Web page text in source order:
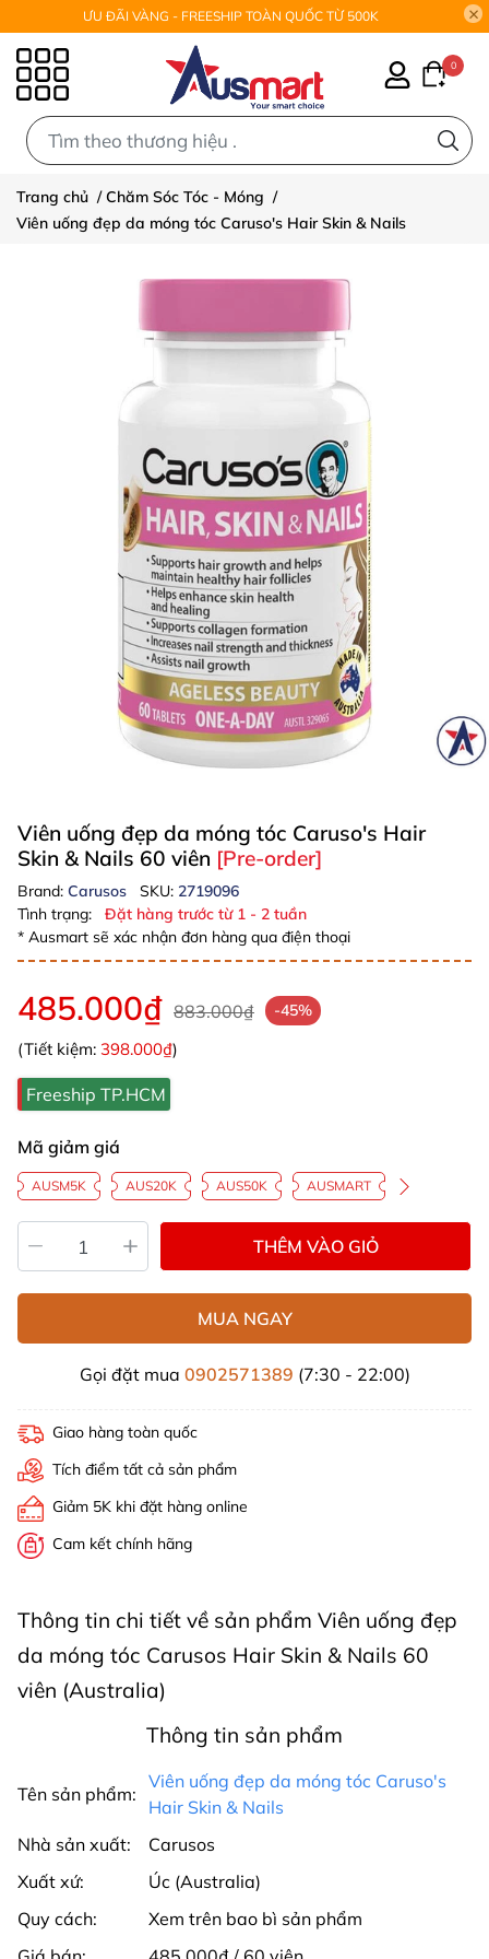
ƯU ĐÃI VÀNG - FREESHIP TOÀN QUỐC TỪ 500K
0
Trang chủ /Chăm Sóc Tóc - Móng /
Viên uống đẹp da móng tóc Caruso's Hair Skin & Nails
Viên uống đẹp da móng tóc Caruso's Hair
Skin & Nails 60 viên [Pre-order]
Brand: Carusos SKU: 2719096
Tình trạng:
Đặt hàng trước từ 1 - 2 tuần
* Ausmart sẽ xác nhận đơn hàng qua điện thoại
485.000₫ 883.000₫ -45%
(Tiết kiệm: 398.000₫)
Freeship TP.HCM
Mã giảm giá
AUSM5K AUS20K AUS50K AUSMART
THÊM VÀO GIỎ
MUA NGAY
Gọi đặt mua 0902571389 (7:30 - 22:00)
Giao hàng toàn quốc
Tích điểm tất cả sản phẩm
Giảm 5K khi đặt hàng online
Cam kết chính hãng
Thông tin chi tiết về sản phẩm Viên uống đẹp
da móng tóc Carusos Hair Skin & Nails 60
viên (Australia)
Thông tin sản phẩm
Tên sản phẩm:
Viên uống đẹp da móng tóc Caruso's
Hair Skin & Nails
Nhà sản xuất:
Carusos
Xuất xứ:
Úc (Australia)
Quy cách:
Xem trên bao bì sản phẩm